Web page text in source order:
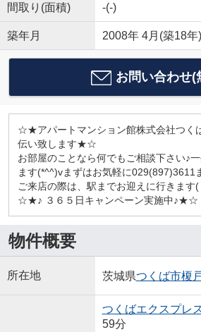
間取り(面積) -(-)
築年月 2008年 4月(築18年)
お問い合わせ(
☆★アパートマンション館株式会社つく
伝い致します★☆
お部屋のことなら何でもご相談下さい♪
ます(*^^)vまずはお気軽に
ご来店の際は、駅までお迎えに行きます(
☆★♪ ３６５日キャンペーン実施中♪★☆
物件概要
所在地 茨城県つくば市榎
つくばエクスプレ
59分